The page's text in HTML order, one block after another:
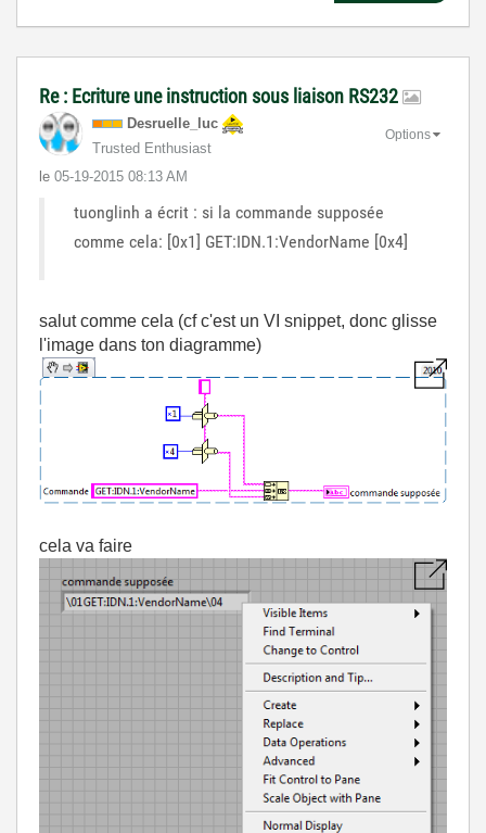
Re : Ecriture une instruction sous liaison RS232
Desruelle_luc
Trusted Enthusiast
le ‎05-19-2015 08:13 AM
Options
tuonglinh a écrit : si la commande supposée
comme cela: [0x1] GET:IDN.1:VendorName [0x4]
salut comme cela (cf c'est un VI snippet, donc glisse
l'image dans ton diagramme)
cela va faire